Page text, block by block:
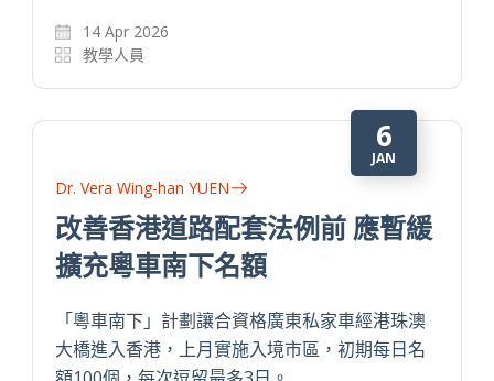
14 Apr 2026
教學人員
6
JAN
Dr. Vera Wing-han YUEN
改善香港道路配套法例前 應暫緩
擴充粵車南下名額
「粵車南下」計劃讓合資格廣東私家車經港珠澳
大橋進入香港，上月實施入境市區，初期每日名